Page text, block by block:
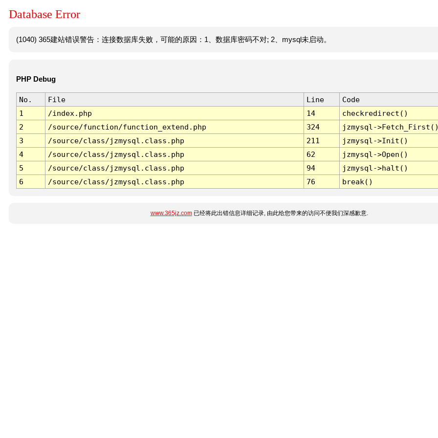
Database Error
(1040) 365建站错误警告：连接数据库失败，可能的原因：1、数据库密码不对; 2、mysql未启动。
PHP Debug
No. File Line
Code
1
/index.php 14
checkredirect()
2
/source/function/function_extend.php 324
jzmysql-
3
/source/class/jzmysql.class.php 211
jzmysql->Init()
4
/source/class/jzmysql.class.php 62
jzmysql->Open()
5
/source/class/jzmysql.class.php 94
jzmysql->halt()
6
/source/class/jzmysql.class.php 76 break()
www.365jz.com已经将此出错信息详细记录, 由此给您带来的访问不便我们深感歉意.